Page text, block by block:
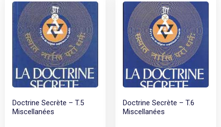
Doctrine Secrète – T.5
Miscellanées
Doctrine Secrète – T.6
Miscellanées